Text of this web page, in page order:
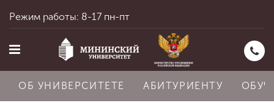
Режим работы: 8-17 пн-пт
ОБ УНИВЕРСИТЕТЕ АБИТУРИЕНТУ